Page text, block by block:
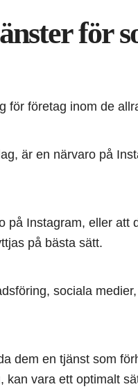
för
för företag inom de
är en närvaro på
på Instagram, eller att
på bästa sätt.
sociala
dem en tjänst som
kan vara ett optimalt